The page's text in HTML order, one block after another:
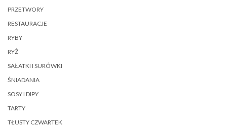
PRZETWORY
RESTAURACJE
RYBY
RYŻ
SAŁATKI I SURÓWKI
ŚNIADANIA
SOSY I DIPY
TARTY
TŁUSTY CZWARTEK